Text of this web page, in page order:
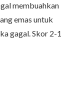
membuahkan
emas untuk
gagal. Skor 2-1